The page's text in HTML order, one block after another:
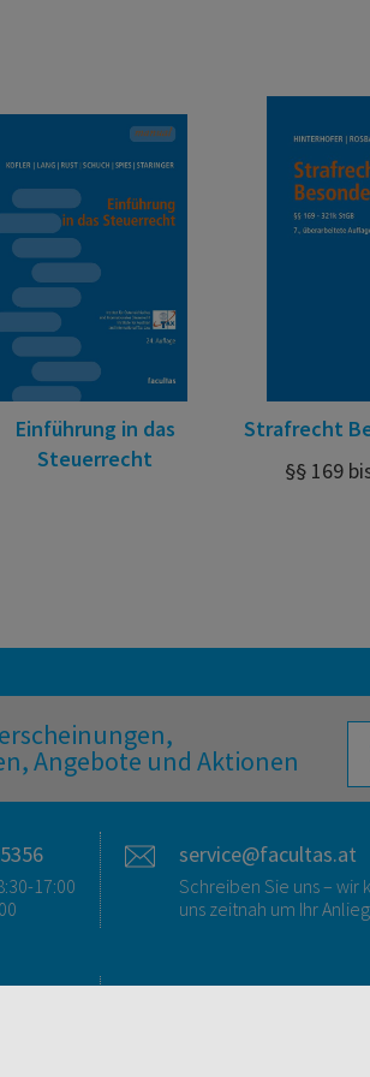
Einführung in das
Steuerrecht
Strafrecht
§§ 169
Angebote und Aktionen
17:00
service@facultas.at
Schreiben Sie uns – wir
uns zeitnah um Ihr